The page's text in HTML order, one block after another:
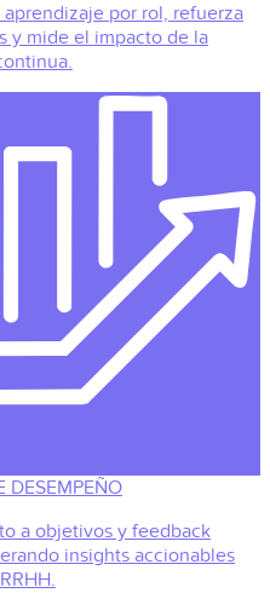
aprendizaje por rol, refuerza
y mide el impacto de la
DESEMPEÑO
a objetivos y feedback
insights accionables